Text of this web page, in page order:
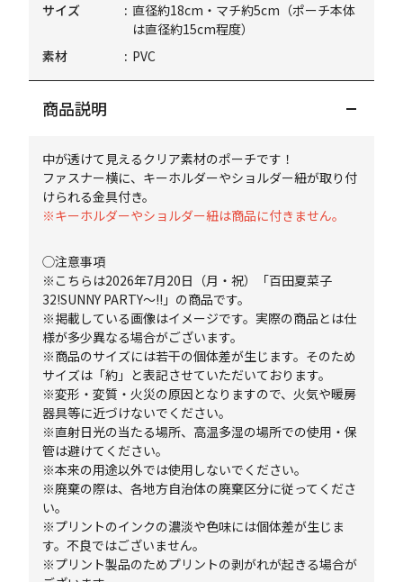
サイズ
直径約18cm・マチ約5cm（ポーチ本体
は直径約15cm程度）
素材
PVC
商品説明
中が透けて見えるクリア素材のポーチです！
ファスナー横に、キーホルダーやショルダー紐が取り付
けられる金具付き。
※キーホルダーやショルダー紐は商品に付きません。
◯注意事項
※こちらは2026年7月20日（月・祝）「百田夏菜子
32!SUNNY PARTY～!!」の商品です。
※掲載している画像はイメージです。実際の商品とは仕
様が多少異なる場合がございます。
※商品のサイズには若干の個体差が生じます。そのため
サイズは「約」と表記させていただいております。
※変形・変質・火災の原因となりますので、火気や暖房
器具等に近づけないでください。
※直射日光の当たる場所、高温多湿の場所での使用・保
管は避けてください。
※本来の用途以外では使用しないでください。
※廃棄の際は、各地方自治体の廃棄区分に従ってくださ
い。
※プリントのインクの濃淡や色味には個体差が生じま
す。不良ではございません。
※プリント製品のためプリントの剥がれが起きる場合が